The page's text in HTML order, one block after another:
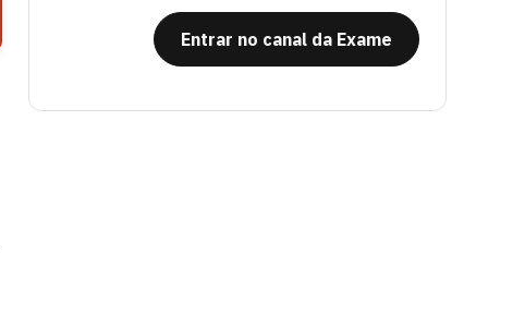
Entrar no canal da Exame